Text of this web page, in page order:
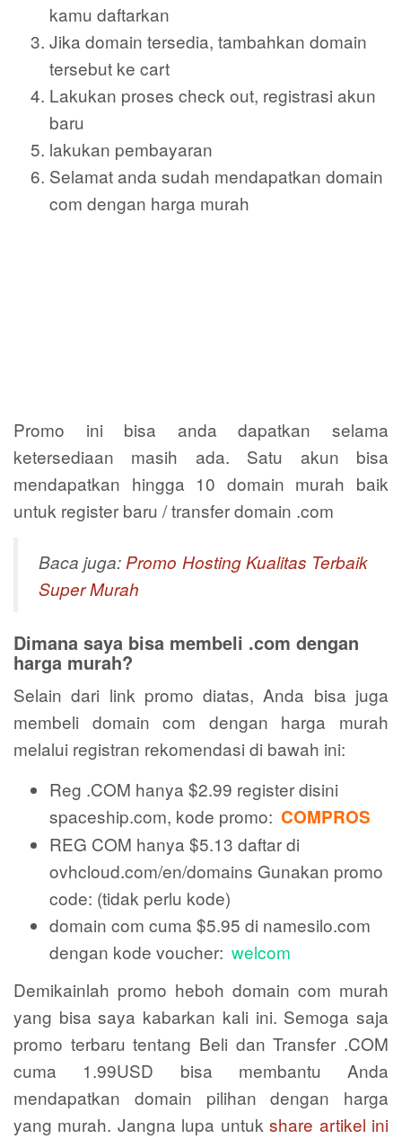
kamu daftarkan
Jika domain tersedia, tambahkan domain
tersebut ke cart
Lakukan proses check out, registrasi akun
baru
lakukan pembayaran
Selamat anda sudah mendapatkan domain
com dengan harga murah
Promo ini bisa anda dapatkan selama
ketersediaan masih ada. Satu akun bisa
mendapatkan hingga 10 domain murah baik
untuk register baru / transfer domain .com
Baca juga: Promo Hosting Kualitas Terbaik
Super Murah
Dimana saya bisa membeli .com dengan
harga murah?
Selain dari link promo diatas, Anda bisa juga
membeli domain com dengan harga murah
melalui registran rekomendasi di bawah ini:
Reg .COM hanya $2.99 register disini
spaceship.com, kode promo: COMPROS
REG COM hanya $5.13 daftar di
ovhcloud.com/en/domains Gunakan promo
code: (tidak perlu kode)
domain com cuma $5.95 di namesilo.com
dengan kode voucher: welcom
Demikainlah promo heboh domain com murah
yang bisa saya kabarkan kali ini. Semoga saja
promo terbaru tentang Beli dan Transfer .COM
cuma 1.99USD bisa membantu Anda
mendapatkan domain pilihan dengan harga
yang murah. Jangna lupa untukshare artikel ini